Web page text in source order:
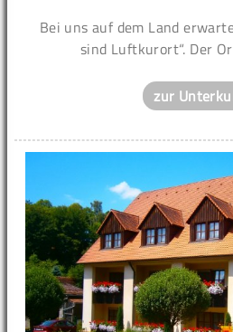
Bei uns auf dem Land
sind Luftkurort“. Der
zur